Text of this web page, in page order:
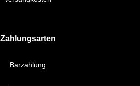
Zahlungsarten
Barzahlung